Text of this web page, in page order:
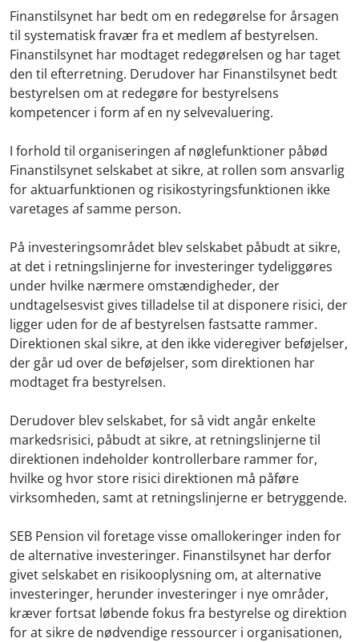
Finanstilsynet har bedt om en redegørelse for årsagen
til systematisk fravær fra et medlem af bestyrelsen.
Finanstilsynet har modtaget redegørelsen og har taget
den til efterretning. Derudover har Finanstilsynet bedt
bestyrelsen om at redegøre for bestyrelsens
kompetencer i form af en ny selvevaluering.
I forhold til organiseringen af nøglefunktioner påbød
Finanstilsynet selskabet at sikre, at rollen som ansvarlig
for aktuarfunktionen og risikostyringsfunktionen ikke
varetages af samme person.
På investeringsområdet blev selskabet påbudt at sikre,
at det i retningslinjerne for investeringer tydeliggøres
under hvilke nærmere omstændigheder, der
undtagelsesvist gives tilladelse til at disponere risici, der
ligger uden for de af bestyrelsen fastsatte rammer.
Direktionen skal sikre, at den ikke videregiver beføjelser,
der går ud over de beføjelser, som direktionen har
modtaget fra bestyrelsen.
Derudover blev selskabet, for så vidt angår enkelte
markedsrisici, påbudt at sikre, at retningslinjerne til
direktionen indeholder kontrollerbare rammer for,
hvilke og hvor store risici direktionen må påføre
virksomheden, samt at retningslinjerne er betryggende.
SEB Pension vil foretage visse omallokeringer inden for
de alternative investeringer. Finanstilsynet har derfor
givet selskabet en risikooplysning om, at alternative
investeringer, herunder investeringer i nye områder,
kræver fortsat løbende fokus fra bestyrelse og direktion
for at sikre de nødvendige ressourcer i organisationen,